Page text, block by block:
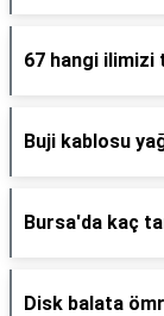
67 hangi ilimizi
Buji kablosu
Bursa'da kaç
Disk balata